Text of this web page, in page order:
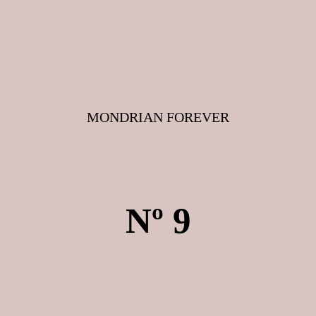
MONDRIAN FOREVER
Nº 9